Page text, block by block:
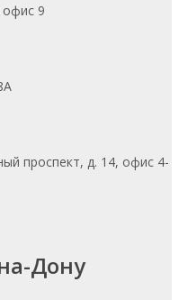
офис 9
проспект, д. 14, офис 4-
Дону